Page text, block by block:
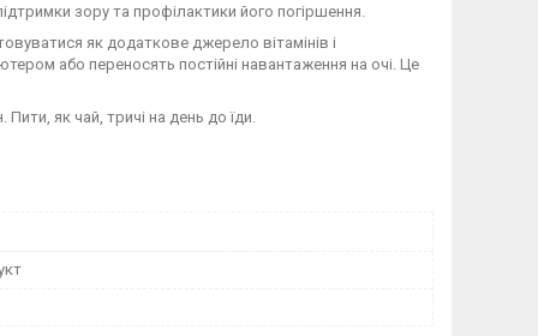
зору та профілактики його погіршення.
як додаткове джерело вітамінів і
або переносять постійні навантаження на очі. Це
як чай, тричі на день до їди.